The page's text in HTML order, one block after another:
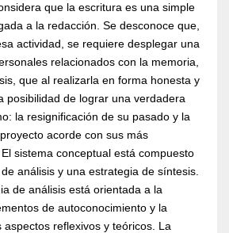
que la escritura es una simple
a la redacción. Se desconoce que,
actividad, se requiere desplegar una
relacionados con la memoria,
que al realizarla en forma honesta y
posibilidad de lograr una verdadera
la resignificación de su pasado y la
acorde con sus más
sistema conceptual está compuesto
análisis y una estrategia de síntesis.
de análisis está orientada a la
de autoconocimiento y la
reflexivos y teóricos. La